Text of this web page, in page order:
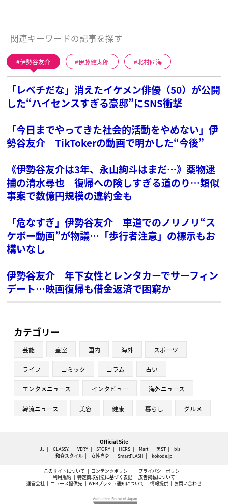
関連キーワードの記事を探す
伊勢谷友介 伊藤健太郎 北村匠海
「レベチだな」消えたイケメン俳優（50）が公開
した“ハイセンスすぎる豪邸”にSNS衝撃
「今日までやってきた社会的活動をやめない」伊
勢谷友介 TikTokerの動画で明かした“今後”
《伊勢谷友介は3年、永山絢斗はまだ…》薬物逮
捕の清水尋也 復帰への険しすぎる道のり…類似
事案で数億円規模の違約金も
「危なすぎ」伊勢谷友介 車道でのノリノリ“ス
ケボー動画”が物議…「歩行者注意」の標示もお
構いなし
伊勢谷友介 年下女性とレンタカーでサーフィン
デート…映画復帰も借金返済で困窮か
カテゴリー
芸能 皇室 国内 海外 スポーツ
ライフ コミック コラム 占い
エンタメニュース インタビュー 海外ニュース
韓流ニュース 美容 健康 暮らし グルメ
Official Site
JJ CLASSY. VERY STORY HERS Mart 美ST
bis
和食スタイル
女性自身 SmartFLASH kokode.jp
このサイトについて コンテンツポリシー
プライバシーポリシー
利用規約
特定商取引法に基づく表記
広告掲載について
運営会社
ニュース提供先 WEBプッシュ通知について 情報提供 お問い合わせ